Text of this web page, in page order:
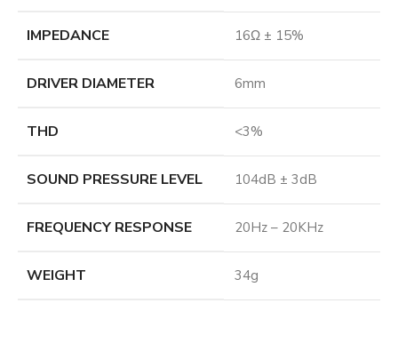
IMPEDANCE 16Ω ± 15%
DRIVER DIAMETER 6mm
THD <3%
SOUND PRESSURE LEVEL 104dB ± 3dB
FREQUENCY RESPONSE 20Hz – 20KHz
WEIGHT 34g